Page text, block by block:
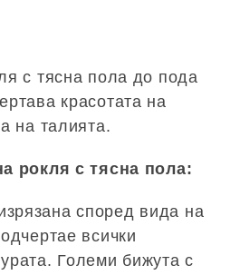
с тясна пола до пода
красотата на
на талията.
рокля с тясна пола:
според вида на
всички
Големи бижута с